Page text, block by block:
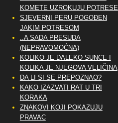
KOMETE UZROKUJU POTRESE
SJEVERNI PERU POGOĐEN
JAKIM POTRESOM
..A SADA PRESUDA
(NEPRAVOMOĆNA)
KOLIKO JE DALEKO SUNCE I
KOLIKA JE NJEGOVA VELIČINA
DA LI SI SE PREPOZNAO?
KAKO IZAZVATI RAT U TRI
KORAKA
ZNAKOVI KOJI POKAZUJU
PRAVAC